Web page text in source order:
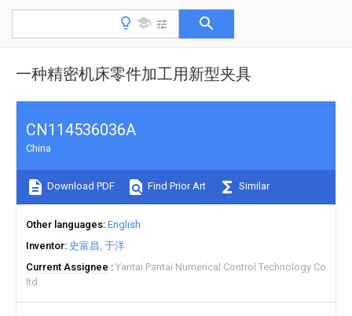
一种精密机床零件加工用新型夹具
CN114536036A
China
Download PDF Find Prior Art Similar
Other languages English
Inventor 史富昌 于洋
Current Assignee
Yantai Pantai Numerical Control Technology Co
ltd